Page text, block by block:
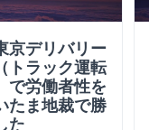
京デリバリー
トラック運転
で労働者性を
たま地裁で勝
た